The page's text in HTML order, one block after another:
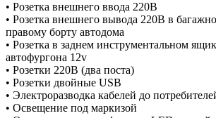
• Розетка внешнего ввода 220В
• Розетка внешнего вывода 220В в
правому борту автодома
• Розетка в заднем инструментальном
автофургона 12v
• Розетки 220В (два поста)
• Розетки двойные USB
• Электроразводка кабелей до
• Освещение под маркизой